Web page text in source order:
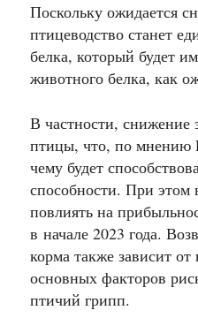
Поскольку ожидается
птицеводство станет
белка, который будет
животного белка, как
В частности, снижение
птицы, что, по мнению
чему будет
способности. При этом
повлиять на
в начале 2023 года.
корма также зависит
основных факторов
птичий грипп.